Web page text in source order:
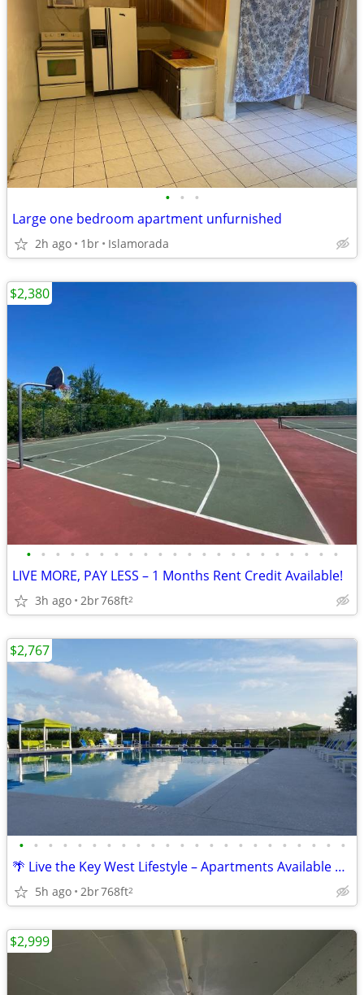
• • •
Large one bedroom apartment unfurnished
2h ago 1br Islamorada
• • • • • • • • • • • • • • • • • • • • • •
LIVE MORE, PAY LESS – 1 Months Rent Credit Available!
3h ago 2br768ft2
$2,380
• • • • • • • • • • • • • • • • • • • • • • •
🌴 Live the Key West Lifestyle – Apartments Available Now!
5h ago 2br768ft2
$2,767
$2,999